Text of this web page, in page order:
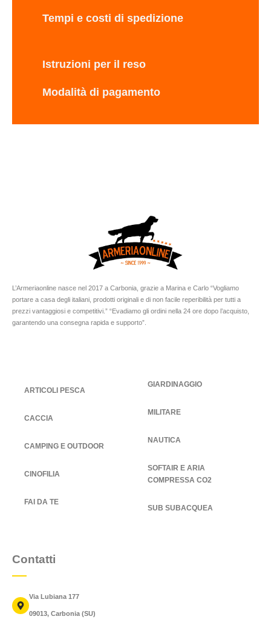
Tempi e costi di spedizione
Istruzioni per il reso
Modalità di pagamento
L’Armeriaonline nasce nel 2017 a Carbonia, grazie a Marina e Carlo “Vogliamo
portare a casa degli italiani, prodotti originali e di non facile reperibilità per tutti a
prezzi vantaggiosi e competitivi.” “Evadiamo gli ordini nella 24 ore dopo l’acquisto,
garantendo una consegna rapida e supporto”.
ARTICOLI PESCA
CACCIA
CAMPING E OUTDOOR
CINOFILIA
FAI DA TE
GIARDINAGGIO
MILITARE
NAUTICA
SOFTAIR E ARIA
COMPRESSA CO2
SUB SUBACQUEA
Contatti
Via Lubiana 177
09013, Carbonia (SU)